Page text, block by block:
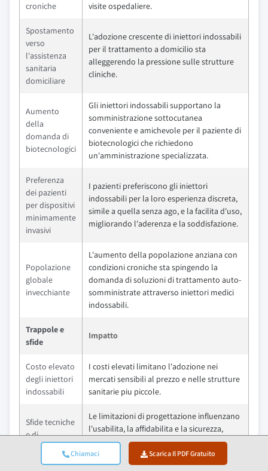
Chiamaci Scarica Il PDF Gratuito
croniche
visite ospedaliere.
Spostamento
verso
l'assistenza
sanitaria
domiciliare
L'adozione crescente di iniettori indossabili
per il trattamento a domicilio sta
alleggerendo la pressione sulle strutture
cliniche.
Aumento
della
domanda di
biotecnologici
Gli iniettori indossabili supportano la
somministrazione sottocutanea
conveniente e amichevole per il paziente di
biotecnologici che richiedono
un'amministrazione specializzata.
Preferenza
dei pazienti
per dispositivi
minimamente
invasivi
I pazienti preferiscono gli iniettori
indossabili per la loro esperienza discreta,
simile a quella senza ago, e la facilita d'uso,
migliorando l'aderenza e la soddisfazione.
Popolazione
globale
invecchiante
L'aumento della popolazione anziana con
condizioni croniche sta spingendo la
domanda di soluzioni di trattamento auto-
somministrate attraverso iniettori medici
indossabili.
Trappole e
sfide
Impatto
Costo elevato
degli iniettori
indossabili
I costi elevati limitano l'adozione nei
mercati sensibili al prezzo e nelle strutture
sanitarie piu piccole.
Sfide tecniche
e di
progettazione
Le limitazioni di progettazione influenzano
l'usabilita, la affidabilita e la sicurezza,
riducendo la fiducia e aumentando i tassi
di fallimento.